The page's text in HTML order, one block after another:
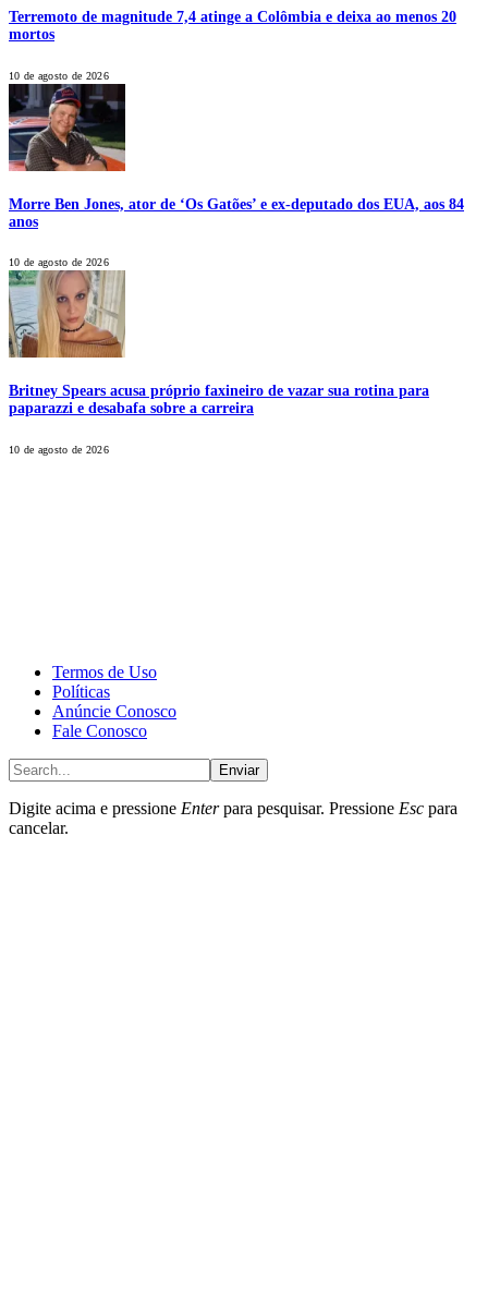
Terremoto de magnitude 7,4 atinge a Colômbia e deixa ao menos 20
mortos
10 de agosto de 2026
Morre Ben Jones, ator de ‘Os Gatões’ e ex-deputado dos EUA, aos 84
anos
10 de agosto de 2026
Britney Spears acusa próprio faxineiro de vazar sua rotina para
paparazzi e desabafa sobre a carreira
10 de agosto de 2026
Termos de Uso
Políticas
Anúncie Conosco
Fale Conosco
Enviar
Digite acima e pressione Enterpara pesquisar. Pressione Esc para
cancelar.